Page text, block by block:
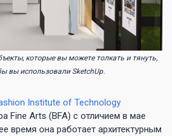
которые вы можете толкать и тянуть,
вы использовали SketchUp.
Institute of Technology
Fine Arts (BFA) с отличием в мае
время она работает архитектурным